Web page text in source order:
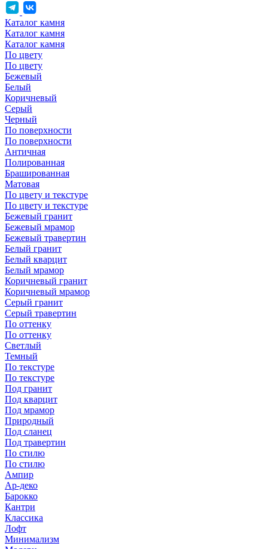
Каталог камня
Каталог камня
Каталог камня
По цвету
По цвету
Бежевый
Белый
Коричневый
Серый
Черный
По поверхности
По поверхности
Античная
Полированная
Брашированная
Матовая
По цвету и текстуре
По цвету и текстуре
Бежевый гранит
Бежевый мрамор
Бежевый травертин
Белый гранит
Белый кварцит
Белый мрамор
Коричневый гранит
Коричневый мрамор
Серый гранит
Серый травертин
По оттенку
По оттенку
Светлый
Темный
По текстуре
По текстуре
Под гранит
Под кварцит
Под мрамор
Природный
Под сланец
Под травертин
По стилю
По стилю
Ампир
Ар-деко
Барокко
Кантри
Классика
Лофт
Минимализм